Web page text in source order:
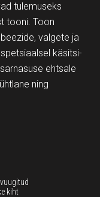
tulemuseks
tooni. Toon
valgete ja
käsitsi-
ehtsale
ning
kiht